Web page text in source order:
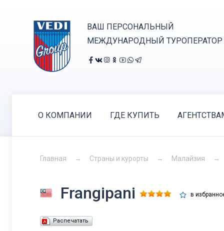
ВАШ ПЕРСОНАЛЬНЫЙ
МЕЖДУНАРОДНЫЙ ТУРОПЕРАТОР
О КОМПАНИИ ГДЕ КУПИТЬ
Главная Страны и курорты Малайзия
Frangipani в
Распечатать